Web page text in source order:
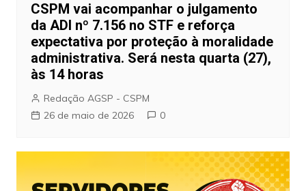
CSPM vai acompanhar o julgamento
da ADI nº 7.156 no STF e reforça
expectativa por proteção à moralidade
administrativa. Será nesta quarta (27),
às 14 horas
Redação AGSP - CSPM
26 de maio de 2026
0